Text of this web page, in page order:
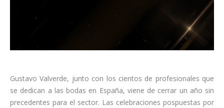
Gustavo Valverde, junto con los cientos de profesionales que
se dedican a las bodas en España, viene de cerrar un año sin
precedentes para el sector. Las celebraciones pospuestas por